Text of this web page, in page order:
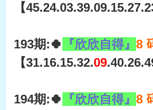
【
193期:🍀 『欣欣自得』 8
【31.16.15.32.09
194期:🍀 『欣欣自得』 8